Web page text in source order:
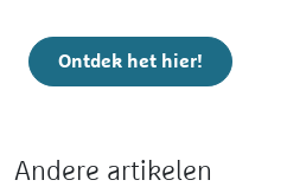
Ontdek het hier!
Andere artikelen